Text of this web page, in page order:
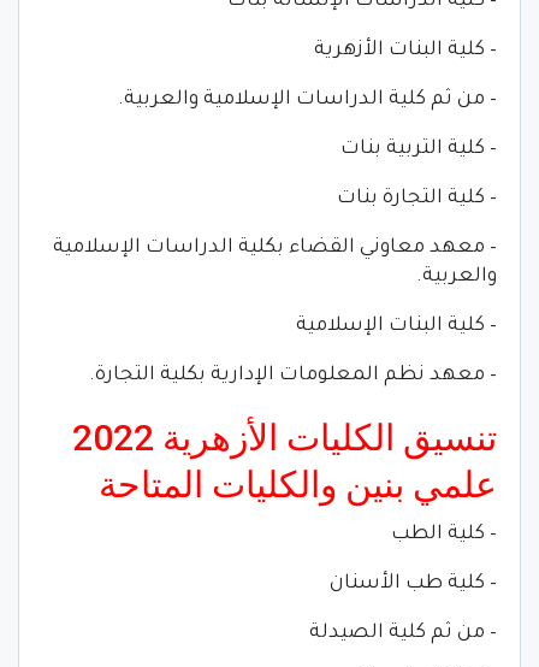
– كلية البنات الأزهرية
– من ثم كلية الدراسات الإسلامية والعربية.
– كلية التربية بنات
– كلية التجارة بنات
– معهد معاوني القضاء بكلية الدراسات الإسلامية
والعربية.
– كلية البنات الإسلامية
– معهد نظم المعلومات الإدارية بكلية التجارة.
تنسيق الكليات الأزهرية 2022
علمي بنين والكليات المتاحة
– كلية الطب
– كلية طب الأسنان
– من ثم كلية الصيدلة